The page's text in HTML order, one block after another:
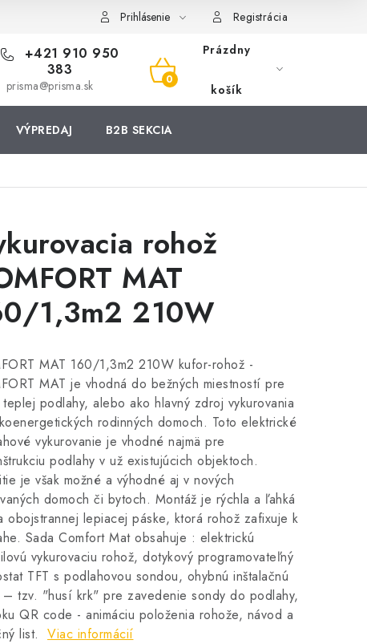
Prihlásenie Registrácia
+421 910 950
383
prisma@prisma.sk
NÁKUPNÝ
KOŠÍK
Prázdny
košík
VÝPREDAJ B2B SEKCIA
rohož
MAT
1,3m2 210W
MAT 160/1,3m2 210W kufor-rohož -
MAT je vhodná do bežných miestností pre
podlahy, alebo ako hlavný zdroj vykurovania
rodinných domoch. Toto elektrické
vykurovanie je vhodné najmä pre
podlahy v už existujúcich objektoch.
je však možné a výhodné aj v nových
domoch či bytoch. Montáž je rýchla a ľahká
obojstrannej lepiacej páske, ktorá rohož zafixuje k
Sada Comfort Mat obsahuje : elektrickú
vykurovaciu rohož, dotykový programovateľný
TFT s podlahovou sondou, ohybnú inštalačnú
– tzv. "husí krk" pre zavedenie sondy do podlahy,
QR code - animáciu položenia rohože, návod a
list. Viac informácií